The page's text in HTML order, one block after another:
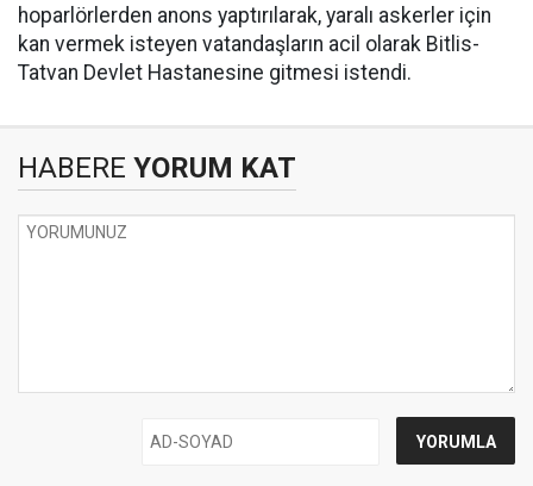
hoparlörlerden anons yaptırılarak, yaralı askerler için
kan vermek isteyen vatandaşların acil olarak Bitlis-
Tatvan Devlet Hastanesine gitmesi istendi.
HABERE YORUM KAT